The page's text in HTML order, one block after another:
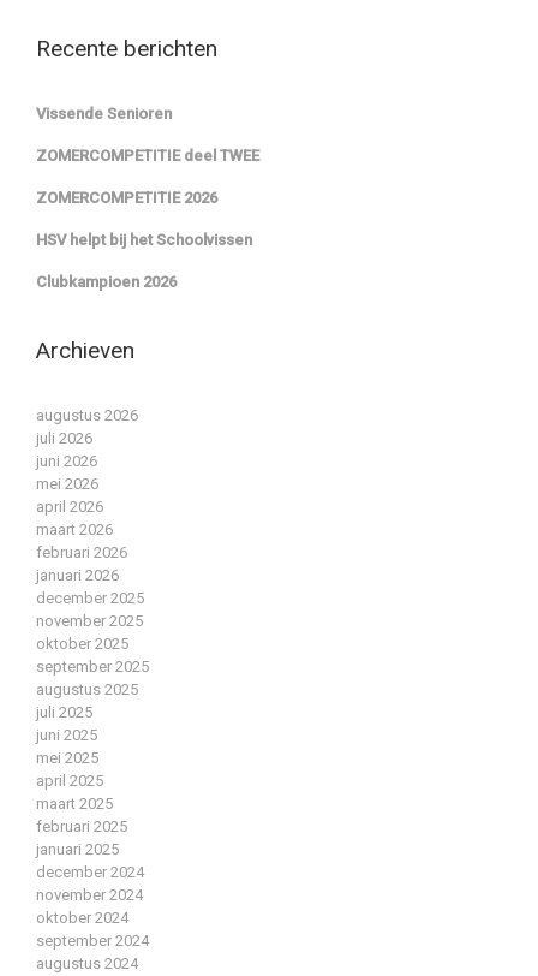
Recente berichten
Vissende Senioren
ZOMERCOMPETITIE deel TWEE
ZOMERCOMPETITIE 2026
HSV helpt bij het Schoolvissen
Clubkampioen 2026
Archieven
augustus 2026
juli 2026
juni 2026
mei 2026
april 2026
maart 2026
februari 2026
januari 2026
december 2025
november 2025
oktober 2025
september 2025
augustus 2025
juli 2025
juni 2025
mei 2025
april 2025
maart 2025
februari 2025
januari 2025
december 2024
november 2024
oktober 2024
september 2024
augustus 2024